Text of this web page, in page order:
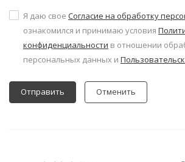
Я даю свое Согласие на обработку
ознакомился и принимаю условия
конфиденциальности в отношении
персональных данных и
Отменить